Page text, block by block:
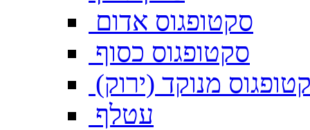
סקטופגוס אדום
סקטופגוס כסוף
מנוקד (ירוק)
עטלף